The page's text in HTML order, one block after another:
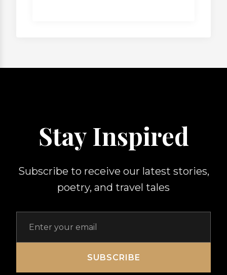
Stay Inspired
Subscribe to receive our latest stories,
poetry, and travel tales
SUBSCRIBE